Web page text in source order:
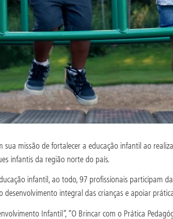
missão de fortalecer a educação infantil ao
infantis da região norte do país.
infantil, ao todo, 97 profissionais participam
integral das crianças e apoiar
Infantil”, “O Brincar com o Prática